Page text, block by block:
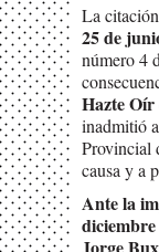
La
25 de
número 4
Hazte Oír
inadmitió
Provincial
causa y a
Ante la
Jorge